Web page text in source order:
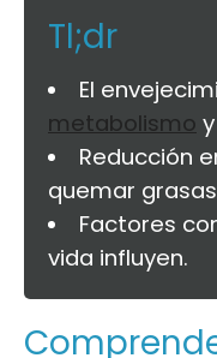
Tl;dr
El
metabolismo
Reducción
quemar
Factores
vida influyen.